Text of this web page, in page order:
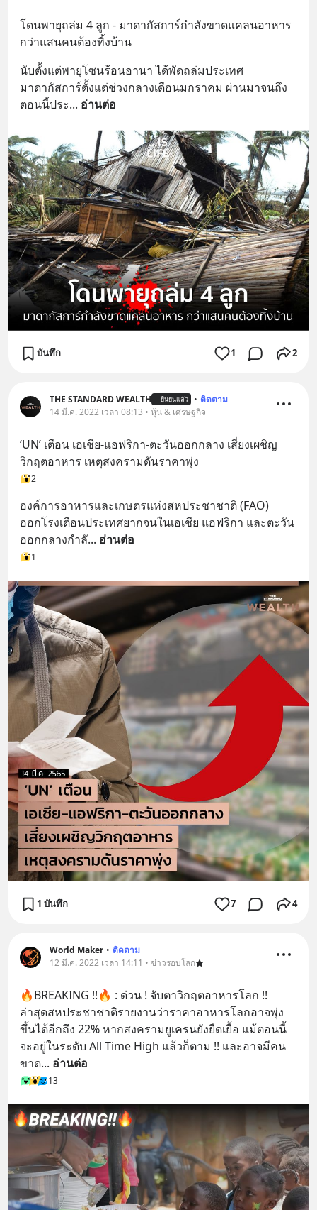
โดนพายุถล่ม 4 ลูก - มาดากัสการ์กำลังขาดแคลนอาหาร
กว่าแสนคนต้องทิ้งบ้าน
นับตั้งแต่พายุโซนร้อนอานา ได้พัดถล่มประเทศ
มาดากัสการ์ตั้งแต่ช่วงกลางเดือนมกราคม ผ่านมาจนถึง
ตอนนี้ประ... อ่านต่อ
บันทึก 1 2
THE STANDARD WEALTH ยืนยันแล้ว • ติดตาม
14 มี.ค. 2022 เวลา 08:13 • หุ้น & เศรษฐกิจ
‘UN’ เตือน เอเชีย-แอฟริกา-ตะวันออกกลาง เสี่ยงเผชิญ
วิกฤตอาหาร เหตุสงครามดันราคาพุ่ง
2
องค์การอาหารและเกษตรแห่งสหประชาชาติ (FAO)
ออกโรงเตือนประเทศยากจนในเอเชีย แอฟริกา และตะวัน
ออกกลางกำลั... อ่านต่อ
1
1 บันทึก 7 4
World Maker • ติดตาม
12 มี.ค. 2022 เวลา 14:11 • ข่าวรอบโลก
🔥BREAKING !!🔥 : ด่วน ! จับตาวิกฤตอาหารโลก !!
ล่าสุดสหประชาชาติรายงานว่าราคาอาหารโลกอาจพุ่ง
ขึ้นได้อีกถึง 22% หากสงครามยูเครนยังยืดเยื้อ แม้ตอนนี้
จะอยู่ในระดับ All Time High แล้วก็ตาม !! และอาจมีคน
ขาด... อ่านต่อ
13